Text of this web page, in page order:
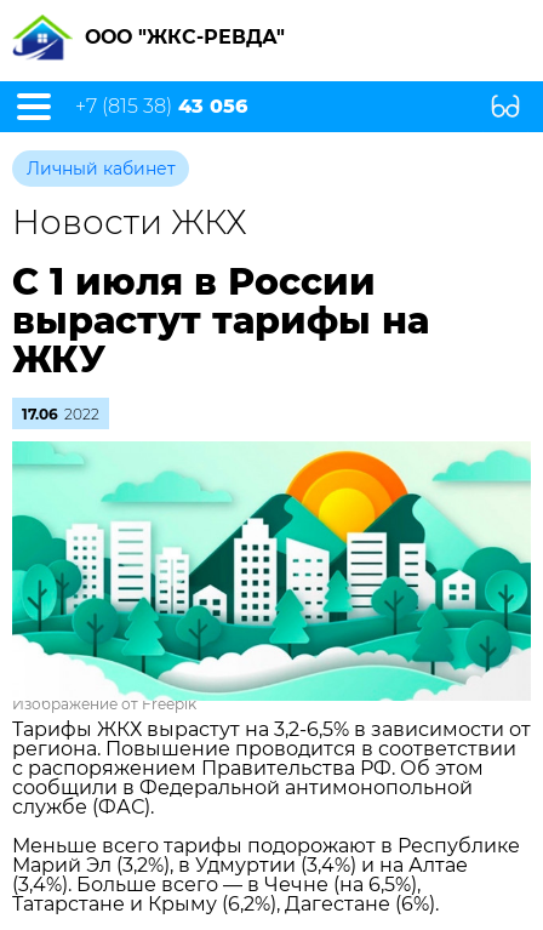
ООО "ЖКС-РЕВДА"
+7 (815 38) 43 056
Личный кабинет
Новости ЖКХ
С 1 июля в России
вырастут тарифы на
ЖКУ
17.06 2022
Изображение от Freepik
Тарифы ЖКХ вырастут на 3,2-6,5% в зависимости от
региона. Повышение проводится в соответствии
с распоряжением Правительства РФ. Об этом
сообщили в Федеральной антимонопольной
службе (ФАС).
Меньше всего тарифы подорожают в Республике
Марий Эл (3,2%), в Удмуртии (3,4%) и на Алтае
(3,4%). Больше всего — в Чечне (на 6,5%),
Татарстане и Крыму (6,2%), Дагестане (6%).